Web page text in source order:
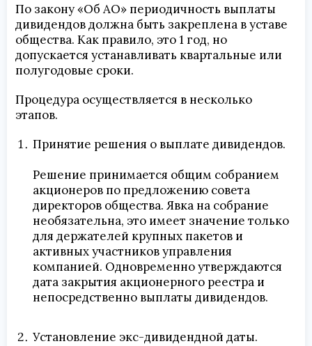
По закону «Об АО» периодичность выплаты
дивидендов должна быть закреплена в уставе
общества. Как правило, это 1 год, но
допускается устанавливать квартальные или
полугодовые сроки.
Процедура осуществляется в несколько
этапов.
Принятие решения о выплате дивидендов.
Решение принимается общим собранием
акционеров по предложению совета
директоров общества. Явка на собрание
необязательна, это имеет значение только
для держателей крупных пакетов и
активных участников управления
компанией. Одновременно утверждаются
дата закрытия акционерного реестра и
непосредственно выплаты дивидендов.
Установление экс-дивидендной даты.